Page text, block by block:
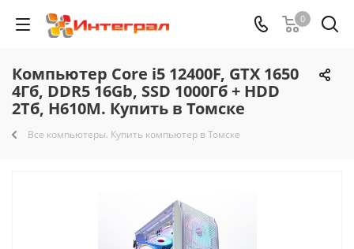
0
Компьютер Core i5 12400F, GTX 1650
4Гб, DDR5 16Gb, SSD 1000Гб + HDD
2Тб, H610M. Купить в Томске
Все компьютеры. Купить компьютер в Томске